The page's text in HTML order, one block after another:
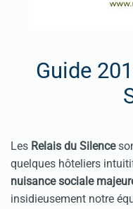
Guide
Les Relais du Silence
quelques hôteliers
nuisance sociale
insidieusement notre